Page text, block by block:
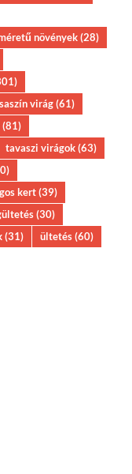
növények(28)
virág(61)
(81)
tavaszi virágok(63)
kert(39)
(30)
(31) ültetés(60)